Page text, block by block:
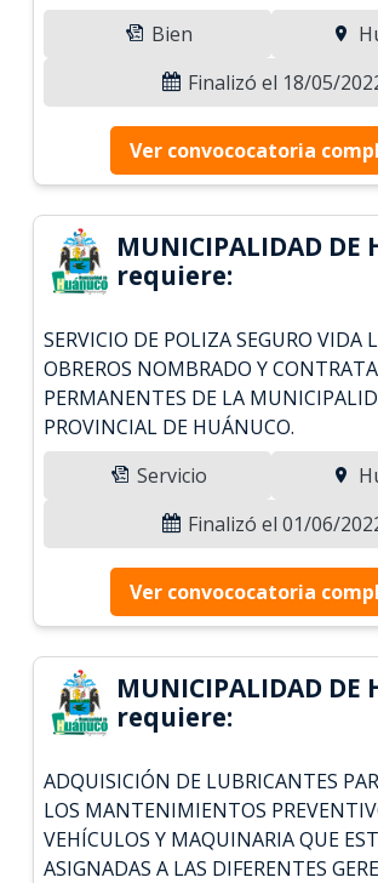
Bien
Finalizó el 18/05/
Ver convococatoria
MUNICIPALIDAD DE
requiere:
SERVICIO DE POLIZA SEGURO VIDA
OBREROS NOMBRADO Y
PERMANENTES DE LA
PROVINCIAL DE HUÁNUCO.
Servicio
Finalizó el 01/06/
Ver convococatoria
MUNICIPALIDAD DE
requiere:
ADQUISICIÓN DE LUBRICANTES
LOS MANTENIMIENTOS
VEHÍCULOS Y MAQUINARIA QUE
ASIGNADAS A LAS DIFERENTES